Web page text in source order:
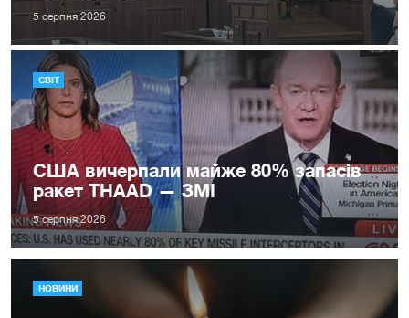
5 серпня 2026
СВІТ
США вичерпали майже 80% запасів
ракет THAAD — ЗМІ
5 серпня 2026
НОВИНИ